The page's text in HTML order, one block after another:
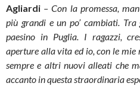
Agliardi – Con la promessa,
più grandi e un po’ cambiati.
paesino in Puglia. I ragazzi,
aperture alla vita ed io, con le
sempre e altri nuovi alleati che
accanto in questa straordinaria